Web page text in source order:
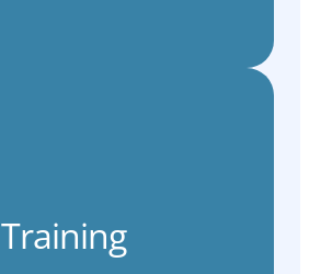
Training